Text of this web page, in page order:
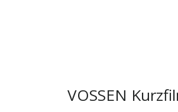
VOSSEN